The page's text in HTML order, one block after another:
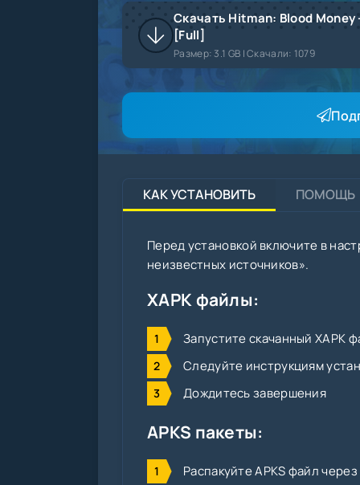
Скачать Hitman: Blood Money
[Full]
Размер:3.1 GB |Скачали: 1079
КАК УСТАНОВИТЬ ПОМОЩЬ
Перед установкой включите в
неизвестных источников».
XAPK файлы:
Запустите скачанный XAPK
Следуйте инструкциям
Дождитесь завершения
APKS пакеты:
Распакуйте APKS файл